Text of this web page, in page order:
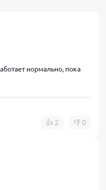
нормально, пока
👍 2 👎 0